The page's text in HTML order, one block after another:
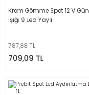
Krom Gömme Spot 12 V Gün
Işığı 9 Led Yaylı
787,88 TL
709,09 TL